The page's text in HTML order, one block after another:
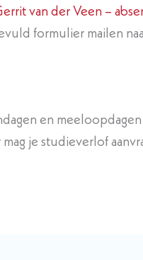
van der Veen –
formulier mailen
en
je studieverlof